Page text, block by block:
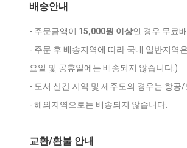
배송안내
- 주문금액이 15,000원 이상인 경우 무료
- 주문 후 배송지역에 따라 국내 일반지역
요일 및 공휴일에는 배송되지 않습니다.)
- 도서 산간 지역 및 제주도의 경우는 항
- 해외지역으로는 배송되지 않습니다.
교환/환불 안내